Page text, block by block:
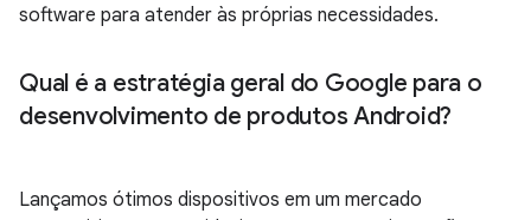
software para atender às próprias necessidades.
Qual é a estratégia geral do Google para o
desenvolvimento de produtos Android?
Lançamos ótimos dispositivos em um mercado